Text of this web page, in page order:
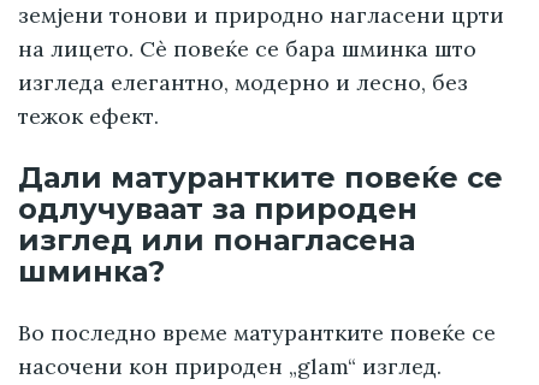
земјени тонови и природно нагласени црти
на лицето. Сè повеќе се бара шминка што
изгледа елегантно, модерно и лесно, без
тежок ефект.
Дали матурантките повеќе се
одлучуваат за природен
изглед или понагласена
шминка?
Во последно време матурантките повеќе се
насочени кон природен „glam“ изглед.